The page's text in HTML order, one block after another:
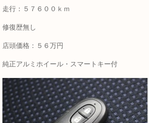
走行：５７６００ｋｍ
修復歴無し
店頭価格：５６万円
純正アルミホイール・スマートキー付